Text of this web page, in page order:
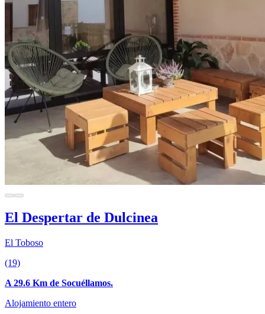
El Despertar de Dulcinea
El Toboso
(19)
A 29.6 Km de Socuéllamos.
Alojamiento entero